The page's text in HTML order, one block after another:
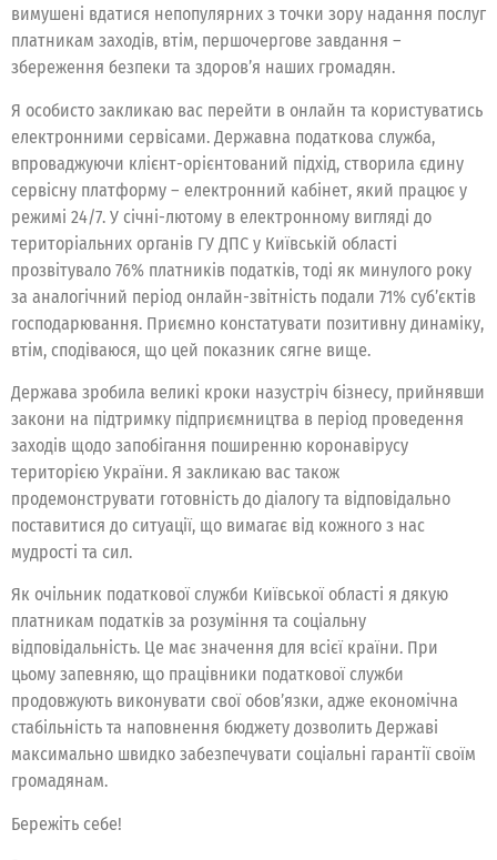
вимушені вдатися непопулярних з точки зору надання послуг
платникам заходів, втім, першочергове завдання –
збереження безпеки та здоров’я наших громадян.
Я особисто закликаю вас перейти в онлайн та користуватись
електронними сервісами. Державна податкова служба,
впроваджуючи клієнт-орієнтований підхід, створила єдину
сервісну платформу – електронний кабінет, який працює у
режимі 24/7. У січні-лютому в електронному вигляді до
територіальних органів ГУ ДПС у Київській області
прозвітувало 76% платників податків, тоді як минулого року
за аналогічний період онлайн-звітність подали 71% суб’єктів
господарювання. Приємно констатувати позитивну динаміку,
втім, сподіваюся, що цей показник сягне вище.
Держава зробила великі кроки назустріч бізнесу, прийнявши
закони на підтримку підприємництва в період проведення
заходів щодо запобігання поширенню коронавірусу
територією України. Я закликаю вас також
продемонструвати готовність до діалогу та відповідально
поставитися до ситуації, що вимагає від кожного з нас
мудрості та сил.
Як очільник податкової служби Київської області я дякую
платникам податків за розуміння та соціальну
відповідальність. Це має значення для всієї країни. При
цьому запевняю, що працівники податкової служби
продовжують виконувати свої обов’язки, адже економічна
стабільність та наповнення бюджету дозволить Державі
максимально швидко забезпечувати соціальні гарантії своїм
громадянам.
Бережіть себе!